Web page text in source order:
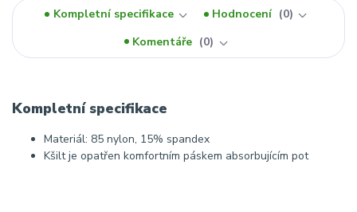
Kompletní specifikace Hodnocení
0
Komentáře
0
Kompletní specifikace
Materiál: 85 nylon, 15% spandex
Kšilt je opatřen komfortním páskem absorbujícím pot